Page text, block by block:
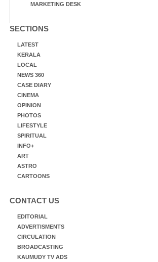
MARKETING DESK
SECTIONS
LATEST
KERALA
LOCAL
NEWS 360
CASE DIARY
CINEMA
OPINION
PHOTOS
LIFESTYLE
SPIRITUAL
INFO+
ART
ASTRO
CARTOONS
CONTACT US
EDITORIAL
ADVERTISMENTS
CIRCULATION
BROADCASTING
KAUMUDY TV ADS